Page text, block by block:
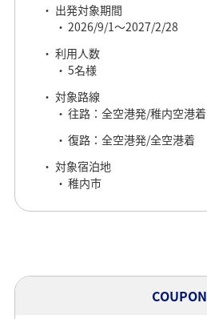
出発対象期間
2026/9/1～2027/2/28
利用人数
5名様
対象路線
往路：全空港発/稚内空港着
復路：全空港発/全空港着
対象宿泊地
稚内市
COUPON